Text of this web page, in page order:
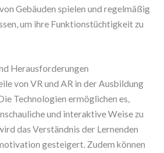
Gebäuden spielen und regelmäßig
um ihre Funktionstüchtigkeit zu
Herausforderungen
von VR und AR in der Ausbildung
Technologien ermöglichen es,
und interaktive Weise zu
das Verständnis der Lernenden
gesteigert. Zudem können